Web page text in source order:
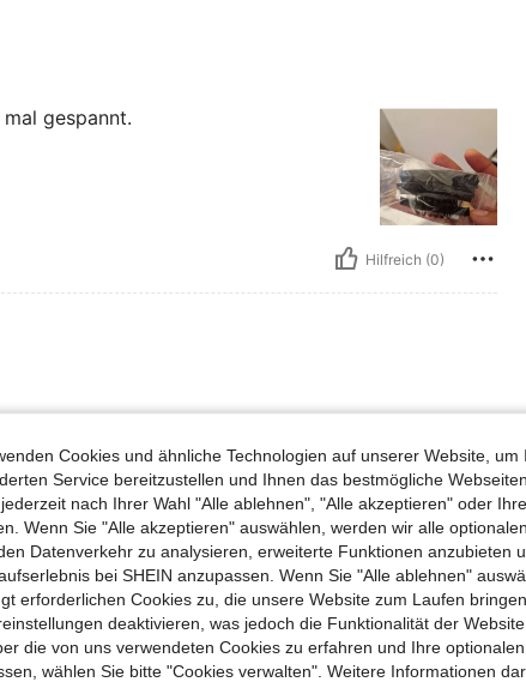
gespannt.
Hilfreich (0)
egal 😂
Hilfreich (0)
Ansehen
Cookies und ähnliche Technologien auf unserer Website, um
Service bereitzustellen und Ihnen das bestmögliche
nach Ihrer Wahl "Alle ablehnen", "Alle akzeptieren" oder
Wenn Sie "Alle akzeptieren" auswählen, werden wir alle
Datenverkehr zu analysieren, erweiterte Funktionen anzubieten
bei SHEIN anzupassen. Wenn Sie "Alle ablehnen"
erforderlichen Cookies zu, die unsere Website zum Laufen
deaktivieren, was jedoch die Funktionalität der
die von uns verwendeten Cookies zu erfahren und Ihre
wählen Sie bitte "Cookies verwalten". Weitere Informationen